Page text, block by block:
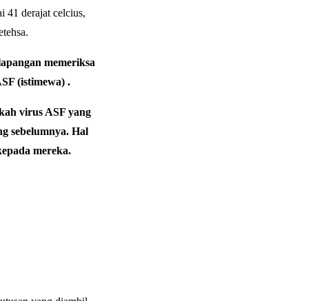
41 derajat celcius,
memeriksa
(istimewa) .
virus ASF yang
sebelumnya. Hal
mereka.